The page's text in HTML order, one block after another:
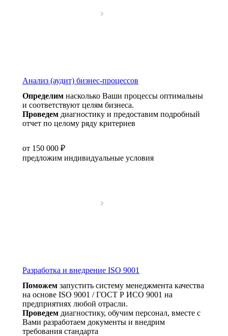
Анализ (аудит) бизнес-процессов
Определим насколько Ваши процессы оптимальны
и соответствуют целям бизнеса.
Проведем диагностику и предоставим подробный
отчет по целому ряду критериев
от 150 000 ₽
предложим индивидуальные условия
Разработка и внедрение ISO 9001
Поможем запустить систему менеджмента качества
на основе ISO 9001 / ГОСТ Р ИСО 9001 на
предприятиях любой отрасли.
Проведем диагностику, обучим персонал, вместе с
Вами разработаем документы и внедрим
требования стандарта